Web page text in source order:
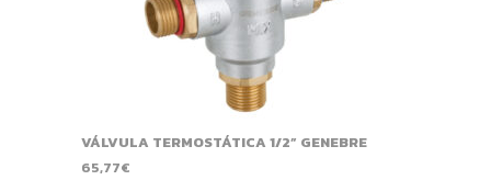
VÁLVULA TERMOSTÁTICA 1/2” GENEBRE
65,77€